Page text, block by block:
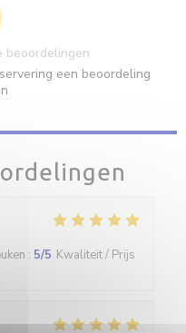
: 5/5 Kwaliteit / Prijs
beoordelingen
een beoordeling